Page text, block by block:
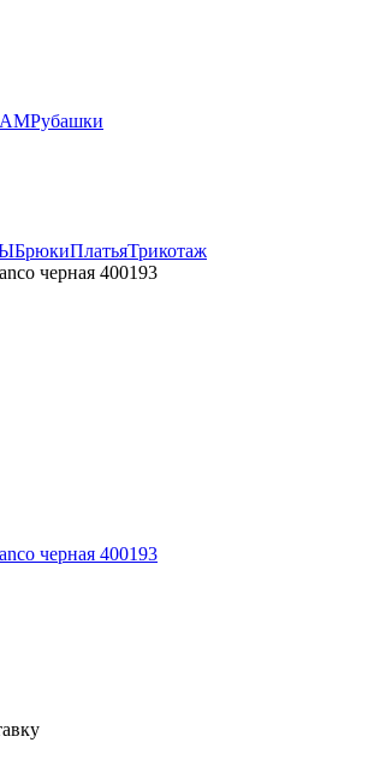
Рубашки
БрюкиПлатьяТрикотаж
черная 400193